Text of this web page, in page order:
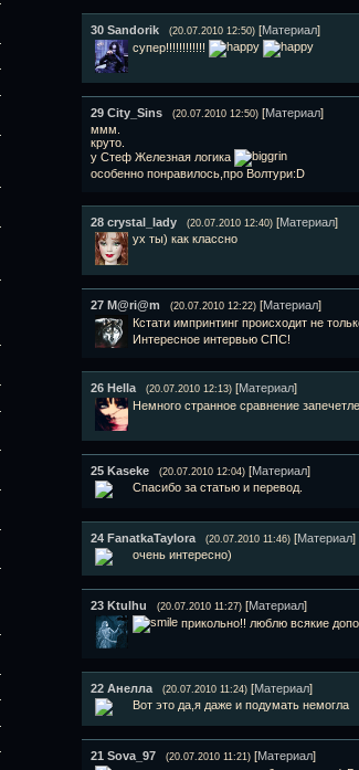
30 Sandorik (20.07.2010 12:50) [Материал]
супер!!!!!!!!!!!!
29 City_Sins (20.07.2010 12:50) [Материал]
ммм.
круто.
у Стеф Железная логика
особенно понравилось,про Волтури:D
28 crystal_lady (20.07.2010 12:40) [Материал]
ух ты) как классно
27 M@ri@m (20.07.2010 12:22) [Материал]
Кстати импринтинг происходит не
Интересное интервью СПС!
26 Hella (20.07.2010 12:13) [Материал]
Немного странное сравнение
25 Kaseke (20.07.2010 12:04) [Материал]
Спасибо за статью и перевод.
24 FanatkaTaylora (20.07.2010 11:46) [Материал]
очень интересно)
23 Ktulhu (20.07.2010 11:27) [Материал]
прикольно!! люблю всякие
22 Анелла (20.07.2010 11:24) [Материал]
Вот это да,я даже и подумать немогла
21 Sova_97 (20.07.2010 11:21) [Материал]